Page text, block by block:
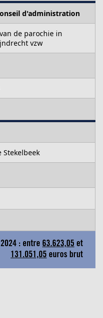
d'administration
de parochie in
vzw
Stekelbeek
: entre 63.623,05 et
131.051,05 euros brut